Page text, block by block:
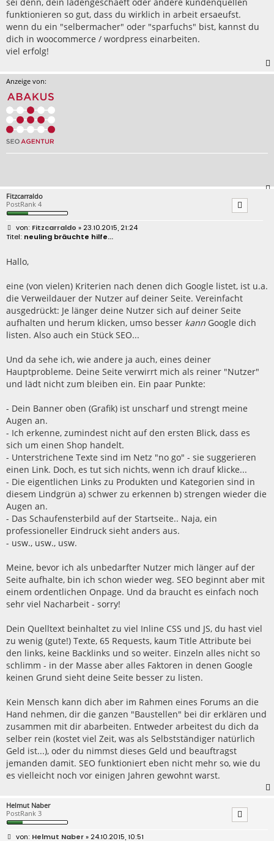
sei denn, dein ladengeschaeft oder andere kundenquellen
funktionieren so gut, dass du wirklich in arbeit ersaeufst.
wenn du ein "selbermacher" oder "sparfuchs" bist, kannst du
dich in woocommerce / wordpress einarbeiten.
viel erfolg!
Anzeige von:
Fitzcarraldo
PostRank 4
B
e
r
a
Fitzcarraldo » 23.10.2015, 21:24
neuling bräuchte hilfe...
Hallo,
eine (von vielen) Kriterien nach denen dich Google listet, ist u.a.
die Verweildauer der Nutzer auf deiner Seite. Vereinfacht
ausgedrückt: Je länger deine Nutzer sich auf deiner Seite
aufhalten und herum klicken, umso besser kann Google dich
listen. Also auch ein Stück SEO...
Und da sehe ich, wie andere ja auch, eines deiner
Hauptprobleme. Deine Seite verwirrt mich als reiner "Nutzer"
und lädt nicht zum bleiben ein. Ein paar Punkte:
- Dein Banner oben (Grafik) ist unscharf und strengt meine
Augen an.
- Ich erkenne, zumindest nicht auf den ersten Blick, dass es
sich um einen Shop handelt.
- Unterstrichene Texte sind im Netz "no go" - sie suggerieren
einen Link. Doch, es tut sich nichts, wenn ich drauf klicke...
- Die eigentlichen Links zu Produkten und Kategorien sind in
diesem Lindgrün a) schwer zu erkennen b) strengen wieder die
Augen an.
- Das Schaufensterbild auf der Startseite.. Naja, ein
professioneller Eindruck sieht anders aus.
- usw., usw., usw.
Meine, bevor ich als unbedarfter Nutzer mich länger auf der
Seite aufhalte, bin ich schon wieder weg. SEO beginnt aber mit
einem ordentlichen Onpage. Und da braucht es einfach noch
sehr viel Nacharbeit - sorry!
Dein Quelltext beinhaltet zu viel Inline CSS und JS, du hast viel
zu wenig (gute!) Texte, 65 Requests, kaum Title Attribute bei
den links, keine Backlinks und so weiter. Einzeln alles nicht so
schlimm - in der Masse aber alles Faktoren in denen Google
keinen Grund sieht deine Seite besser zu listen.
Kein Mensch kann dich aber im Rahmen eines Forums an die
Hand nehmen, dir die ganzen "Baustellen" bei dir erklären und
zusammen mit dir abarbeiten. Entweder arbeitest du dich da
selber rein (kostet viel Zeit, was als Selbstständiger natürlich
Geld ist...), oder du nimmst dieses Geld und beauftragst
jemanden damit. SEO funktioniert eben nicht mehr so, wie du
es vielleicht noch vor einigen Jahren gewohnt warst.
Helmut Naber
PostRank 3
B
Helmut Naber» 24.10.2015, 10:51